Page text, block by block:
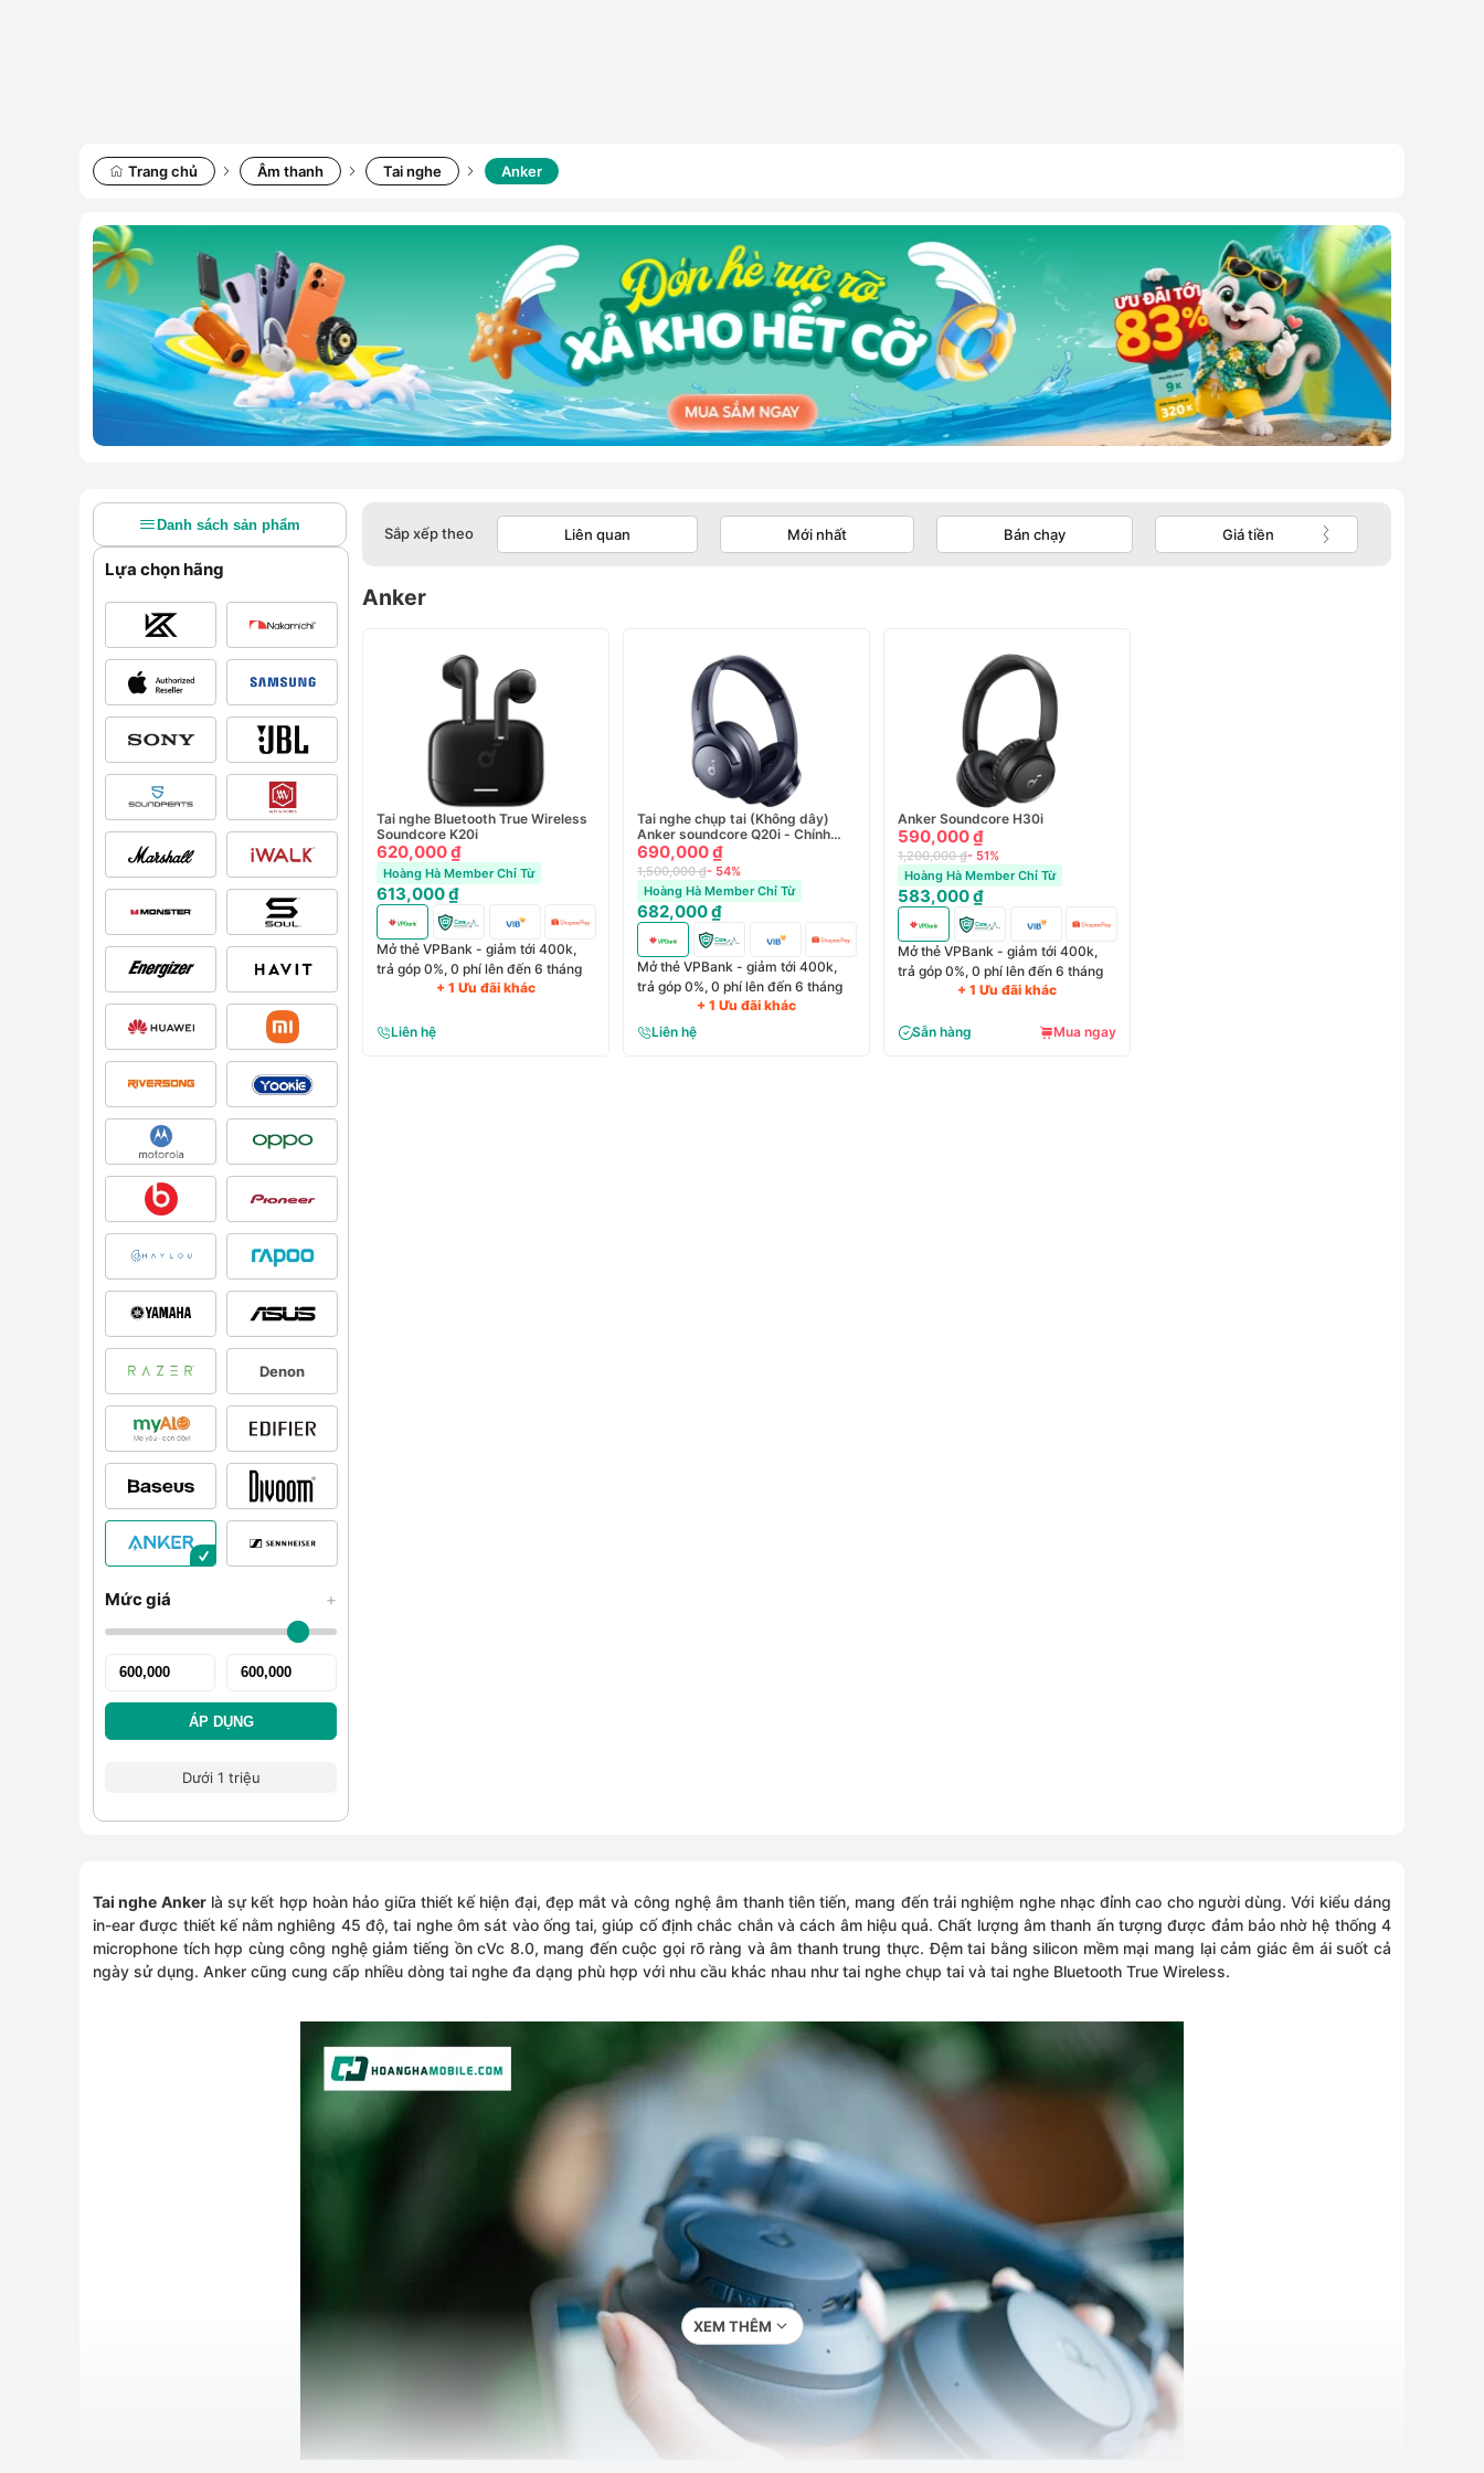
Trang chủ Âm thanh Tai nghe Anker
Danh sách sản phẩm
Lựa chọn hãng
Denon
Mức giá +
ÁP DỤNG
Dưới 1 triệu
Sắp xếp theo Liên quan Mới nhất Bán chạy Giá tiền
Anker
Tai nghe Bluetooth True Wireless
Soundcore K20i
620,000 ₫
Hoàng Hà Member Chỉ Từ
613,000 ₫
Mở thẻ VPBank - giảm tới 400k,
trả góp 0%, 0 phí lên đến 6 tháng
+ 1 Ưu đãi khác
Liên hệ
Tai nghe chụp tai (Không dây)
Anker soundcore Q20i - Chính
hãng
690,000 ₫
1,500,000 ₫- 54%
Hoàng Hà Member Chỉ Từ
682,000 ₫
Mở thẻ VPBank - giảm tới 400k,
trả góp 0%, 0 phí lên đến 6 tháng
+ 1 Ưu đãi khác
Liên hệ
Anker Soundcore H30i
590,000 ₫
1,200,000 ₫- 51%
Hoàng Hà Member Chỉ Từ
583,000 ₫
Mở thẻ VPBank - giảm tới 400k,
trả góp 0%, 0 phí lên đến 6 tháng
+ 1 Ưu đãi khác
Sẵn hàng Mua ngay
Tai nghe Ankerlà sự kết hợp hoàn hảo giữa thiết kế hiện đại, đẹp mắt và công nghệ âm thanh tiên tiến, mang đến trải nghiệm nghe nhạc đỉnh cao cho người dùng. Với kiểu dáng
in-ear được thiết kế nằm nghiêng 45 độ, tai nghe ôm sát vào ống tai, giúp cố định chắc chắn và cách âm hiệu quả. Chất lượng âm thanh ấn tượng được đảm bảo nhờ hệ thống 4
microphone tích hợp cùng công nghệ giảm tiếng ồn cVc 8.0, mang đến cuộc gọi rõ ràng và âm thanh trung thực. Đệm tai bằng silicon mềm mại mang lại cảm giác êm ái suốt cả
ngày sử dụng. Anker cũng cung cấp nhiều dòng tai nghe đa dạng phù hợp với nhu cầu khác nhau như tai nghe chụp tai và tai nghe Bluetooth True Wireless.
XEM THÊM